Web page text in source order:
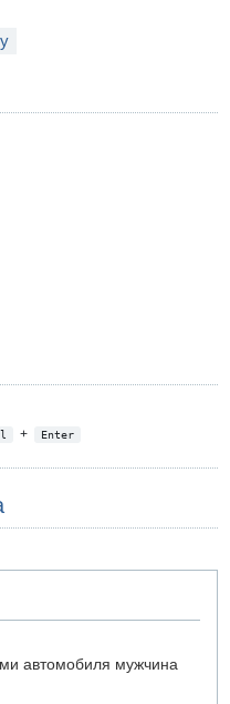
+ Enter
автомобиля мужчина